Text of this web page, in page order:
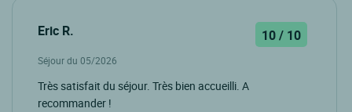
Eric R. 10 / 10
Séjour du 05/2026
Très satisfait du séjour. Très bien accueilli. A
recommander !